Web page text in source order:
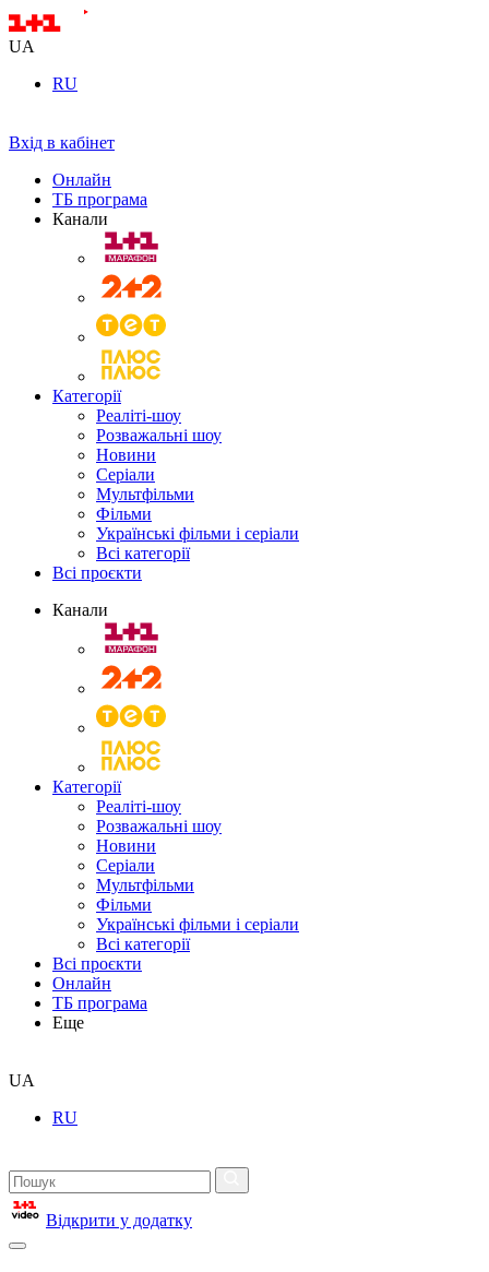
UA
RU
Вхід в кабінет
Онлайн
ТБ програма
Канали
Категорії
Реаліті-шоу
Розважальні шоу
Новини
Серіали
Мультфільми
Фільми
Українські фільми і серіали
Всі категорії
Всі проєкти
Канали
Категорії
Реаліті-шоу
Розважальні шоу
Новини
Серіали
Мультфільми
Фільми
Українські фільми і серіали
Всі категорії
Всі проєкти
Онлайн
ТБ програма
Еще
UA
RU
Відкрити у додатку